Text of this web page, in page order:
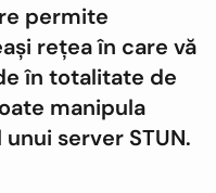
permite
rețea în care vă
în totalitate de
manipula
server STUN.